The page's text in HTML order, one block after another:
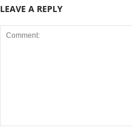
LEAVE A REPLY